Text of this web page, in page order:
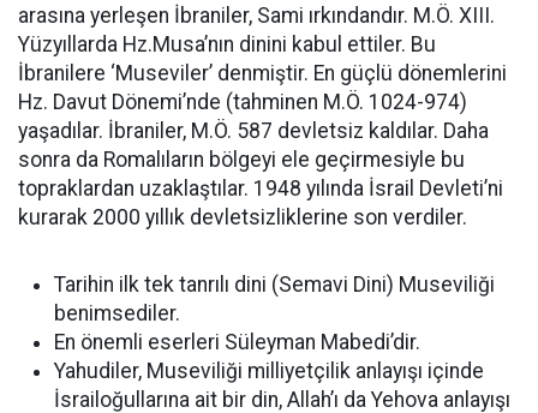
arasına yerleşen İbraniler, Sami ırkındandır. M.Ö. XIII.
Yüzyıllarda Hz.Musa’nın dinini kabul ettiler. Bu
İbranilere ‘Museviler’ denmiştir. En güçlü dönemlerini
Hz. Davut Dönemi’nde (tahminen M.Ö. 1024-974)
yaşadılar. İbraniler, M.Ö. 587 devletsiz kaldılar. Daha
sonra da Romalıların bölgeyi ele geçirmesiyle bu
topraklardan uzaklaştılar. 1948 yılında İsrail Devleti’ni
kurarak 2000 yıllık devletsizliklerine son verdiler.
Tarihin ilk tek tanrılı dini (Semavi Dini) Museviliği
benimsediler.
En önemli eserleri Süleyman Mabedi’dir.
Yahudiler, Museviliği milliyetçilik anlayışı içinde
İsrailoğullarına ait bir din, Allah’ı da Yehova anlayışı